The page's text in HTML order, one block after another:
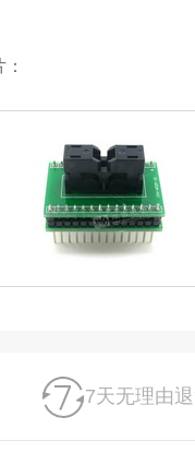
7天无理由